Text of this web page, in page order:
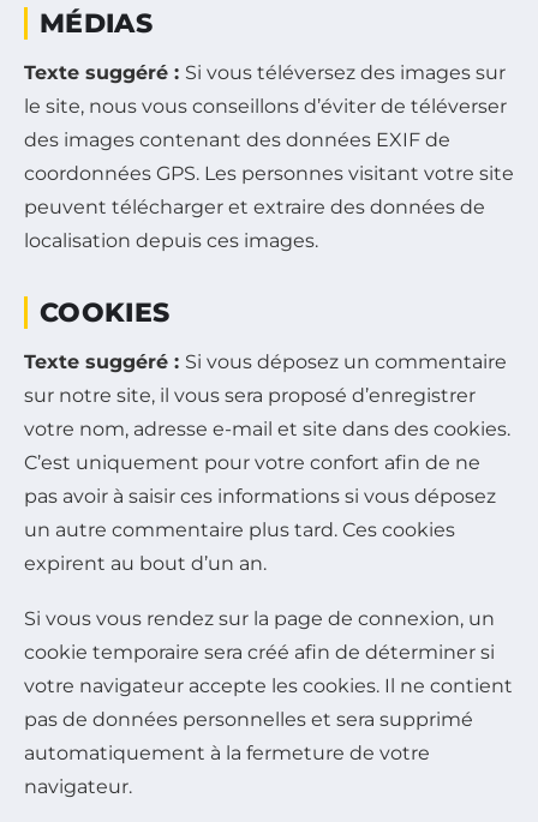
MÉDIAS
Texte suggéré : Si vous téléversez des images sur
le site, nous vous conseillons d’éviter de téléverser
des images contenant des données EXIF de
coordonnées GPS. Les personnes visitant votre site
peuvent télécharger et extraire des données de
localisation depuis ces images.
COOKIES
Texte suggéré : Si vous déposez un commentaire
sur notre site, il vous sera proposé d’enregistrer
votre nom, adresse e-mail et site dans des cookies.
C’est uniquement pour votre confort afin de ne
pas avoir à saisir ces informations si vous déposez
un autre commentaire plus tard. Ces cookies
expirent au bout d’un an.
Si vous vous rendez sur la page de connexion, un
cookie temporaire sera créé afin de déterminer si
votre navigateur accepte les cookies. Il ne contient
pas de données personnelles et sera supprimé
automatiquement à la fermeture de votre
navigateur.